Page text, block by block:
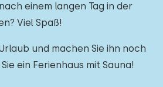
einem langen Tag in der
Viel Spaß!
und machen Sie ihn noch
ein Ferienhaus mit Sauna!